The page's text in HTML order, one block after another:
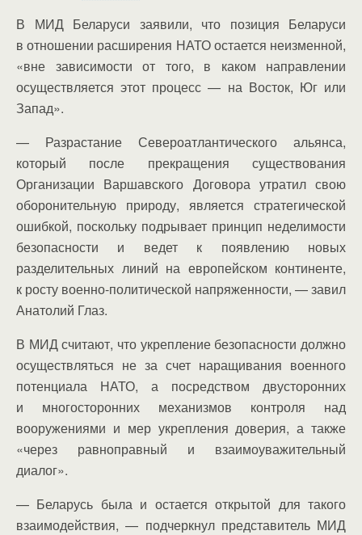
В МИД Беларуси заявили, что позиция Беларуси
в отношении расширения НАТО остается неизменной,
«вне зависимости от того, в каком направлении
осуществляется этот процесс — на Восток, Юг или
Запад».
— Разрастание Североатлантического альянса,
который после прекращения существования
Организации Варшавского Договора утратил свою
оборонительную природу, является стратегической
ошибкой, поскольку подрывает принцип неделимости
безопасности и ведет к появлению новых
разделительных линий на европейском континенте,
к росту военно-политической напряженности, — завил
Анатолий Глаз.
В МИД считают, что укрепление безопасности должно
осуществляться не за счет наращивания военного
потенциала НАТО, а посредством двусторонних
и многосторонних механизмов контроля над
вооружениями и мер укрепления доверия, а также
«через равноправный и взаимоуважительный
диалог».
— Беларусь была и остается открытой для такого
взаимодействия, — подчеркнул представитель МИД